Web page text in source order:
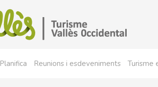
Planifica Reunions i esdeveniments Turisme